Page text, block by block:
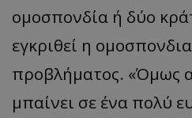
ομοσπονδία ή δύο
εγκριθεί η
προβλήματος. «Όμως
μπαίνει σε ένα πολύ